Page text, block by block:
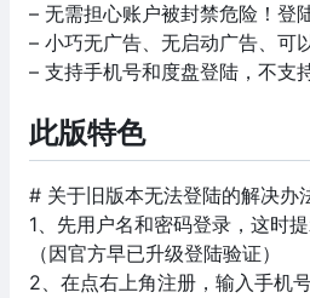
– 无需担心账户被封禁危险！登
– 小巧无广告、无启动广告、可
– 支持手机号和度盘登陆，不支
此版特色
# 关于旧版本无法登陆的解决办
1、先用户名和密码登录，这时
（因官方早已升级登陆验证）
2、在点右上角注册，输入手机